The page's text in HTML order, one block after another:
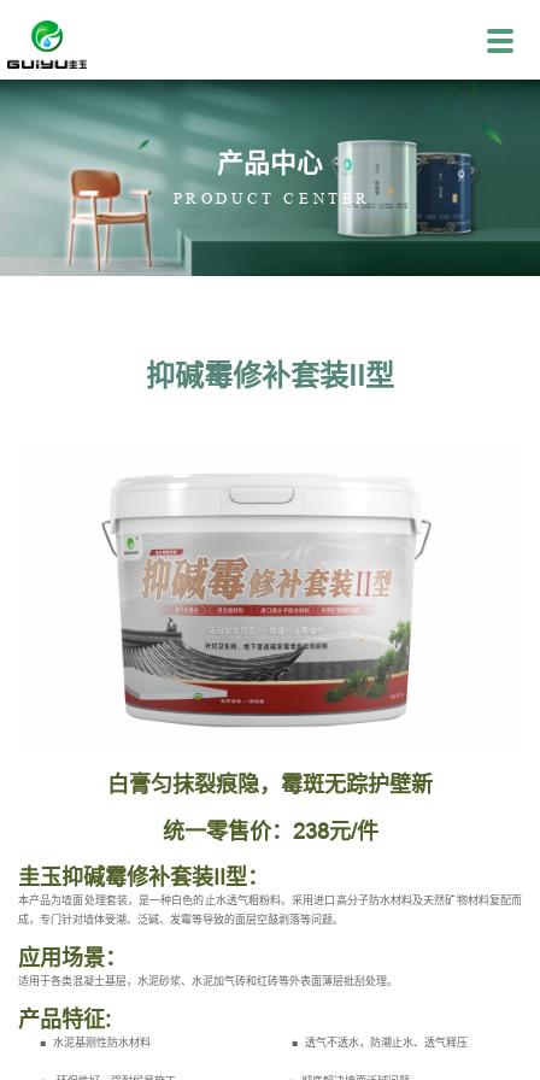
产品中心
PRODUCT CENTER
抑碱霉修补套装II型
白膏匀抹裂痕隐，霉斑无踪护壁新
统一零售价：238元/件
圭玉抑碱霉修补套装II型：
本产品为墙面处理套装，是一种白色的止水透气粗粉料。采用进口高分子防水材料及天然矿物材料复配而
成，专门针对墙体受潮、泛碱、发霉等导致的面层空鼓剥落等问题。
应用场景：
适用于各类混凝土基层，水泥砂浆、水泥加气砖和红砖等外表面薄层批刮处理。
产品特征:
■ 水泥基刚性防水材料 ■ 透气不透水，防潮止水、透气释压